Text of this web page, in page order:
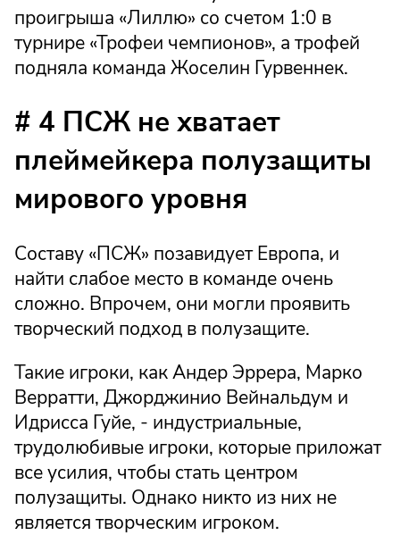
проигрыша «Лиллю» со счетом 1:0 в
турнире «Трофеи чемпионов», а трофей
подняла команда Жоселин Гурвеннек.
# 4 ПСЖ не хватает
плеймейкера полузащиты
мирового уровня
Составу «ПСЖ» позавидует Европа, и
найти слабое место в команде очень
сложно. Впрочем, они могли проявить
творческий подход в полузащите.
Такие игроки, как Андер Эррера, Марко
Верратти, Джорджинио Вейнальдум и
Идрисса Гуйе, - индустриальные,
трудолюбивые игроки, которые приложат
все усилия, чтобы стать центром
полузащиты. Однако никто из них не
является творческим игроком.